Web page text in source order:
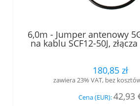
6,0m - Jumper antenowy
na kablu SCF12-50J,
7/16 męski kątowy, LOW
180,85 zł
zawiera 23% VAT, bez
Cena (EUR):42,93